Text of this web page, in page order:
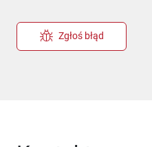
Zgłoś błąd